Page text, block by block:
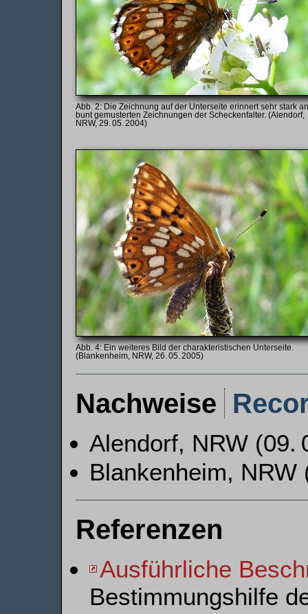
Die Zeichnung auf der Unterseite erinnert sehr stark
bunt gemusterten Zeichnungen der Scheckenfalter. (Alendorf,
NRW, 29. 05. 2004)
Ein weiteres Bild der charakteristischen Unterseite.
(Blankenheim, NRW, 26. 05. 2005)
Nachweise
Alendorf, NRW (09.
Blankenheim, NRW
Referenzen
Ausführliche
Bestimmungshilfe